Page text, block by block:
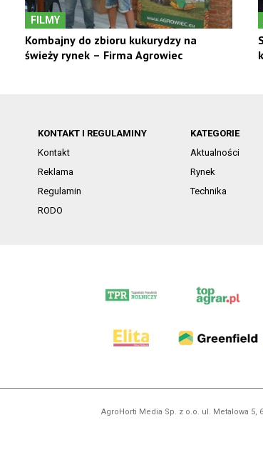
FILMY
Kombajny do zbioru kukurydzy na
świeży rynek – Firma Agrowiec
KONTAKT I REGULAMINY
Kontakt
Reklama
Regulamin
RODO
KATEGORIE
Aktualności
Rynek
Technika
AgroHorti Media Sp. z o.o. ul. Metalowa 5,